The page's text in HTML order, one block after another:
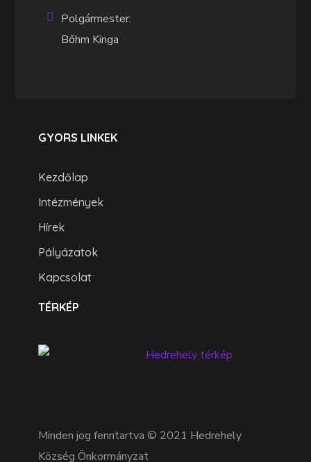
Polgármester:
Bőhm Kinga
GYORS LINKEK
Kezdőlap
Intézmények
Hírek
Pályázatok
Kapcsolat
TÉRKÉP
Minden jog fenntartva © 2021 Hedrehely
Község Önkormányzat